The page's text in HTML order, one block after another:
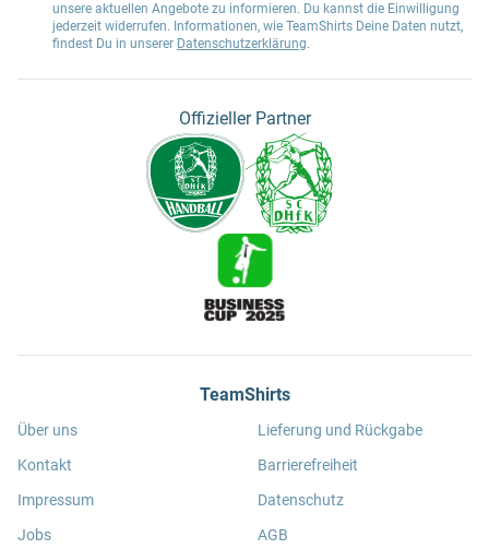
unsere aktuellen Angebote zu informieren. Du kannst die Einwilligung
jederzeit widerrufen. Informationen, wie TeamShirts Deine Daten nutzt,
findest Du in unserer Datenschutzerklärung.
Offizieller Partner
TeamShirts
Über uns
Kontakt
Impressum
Jobs
Lieferung und Rückgabe
Barrierefreiheit
Datenschutz
AGB